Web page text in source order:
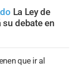
La Ley de
debate en
que ir al